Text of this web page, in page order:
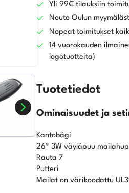
Yli 99€ tilauksiin
Nouto Oulun
Nopeat toimitukset
14 vuorokauden
logotuotteita)
Tuotetiedot
Ominaisuudet ja
Kantobägi
26º 3W väyläpuu
Rauta 7
Putteri
Mailat on värikoodattu